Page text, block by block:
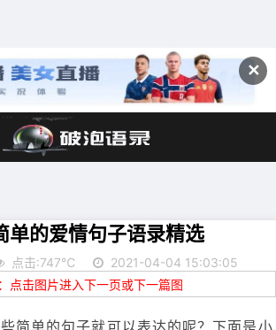
✕
单的爱情句子语录精选
点击:747℃
2021-04-04 15:03:05
点击图片进入下一页或下一篇图
简单的句子就可以表达的呢？下面是小